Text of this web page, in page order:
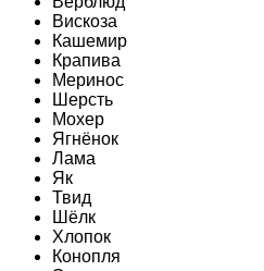
Вискоза
Кашемир
Крапива
Меринос
Шерсть
Мохер
Ягнёнок
Лама
Як
Твид
Шёлк
Хлопок
Конопля